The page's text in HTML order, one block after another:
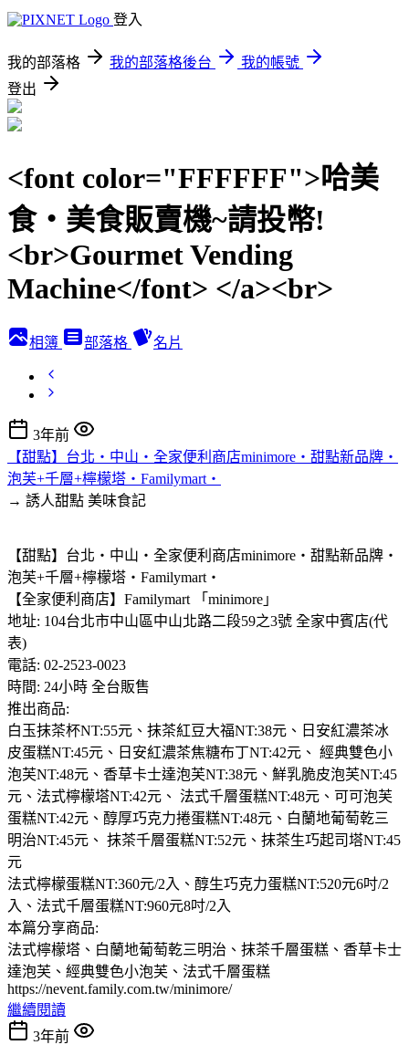
登入
我的部落格 我的部落格後台
我的帳號
登出
<font color="FFFFFF">哈美
食‧美食販賣機~請投幣!
<br>Gourmet Vending
Machine</font> </a><br>
相簿 部落格 名片
3年前
【甜點】台北‧中山‧全家便利商店minimore‧甜點新品牌‧
泡芙+千層+檸檬塔‧Familymart‧
→ 誘人甜點 美味食記
【甜點】台北‧中山‧全家便利商店minimore‧甜點新品牌‧
泡芙+千層+檸檬塔‧Familymart‧
【全家便利商店】Familymart 「minimore」
地址: 104台北市中山區中山北路二段59之3號 全家中賓店(代
表)
電話: 02-2523-0023
時間: 24小時 全台販售
推出商品:
白玉抹茶杯NT:55元、抹茶紅豆大福NT:38元、日安紅濃茶冰
皮蛋糕NT:45元、日安紅濃茶焦糖布丁NT:42元、 經典雙色小
泡芙NT:48元、香草卡士達泡芙NT:38元、鮮乳脆皮泡芙NT:45
元、法式檸檬塔NT:42元、 法式千層蛋糕NT:48元、可可泡芙
蛋糕NT:42元、醇厚巧克力捲蛋糕NT:48元、白蘭地葡萄乾三
明治NT:45元、 抹茶千層蛋糕NT:52元、抹茶生巧起司塔NT:45
元
法式檸檬蛋糕NT:360元/2入、醇生巧克力蛋糕NT:520元6吋/2
入、法式千層蛋糕NT:960元8吋/2入
本篇分享商品:
法式檸檬塔、白蘭地葡萄乾三明治、抹茶千層蛋糕、香草卡士
達泡芙、經典雙色小泡芙、法式千層蛋糕
https://nevent.family.com.tw/minimore/
繼續閱讀
3年前